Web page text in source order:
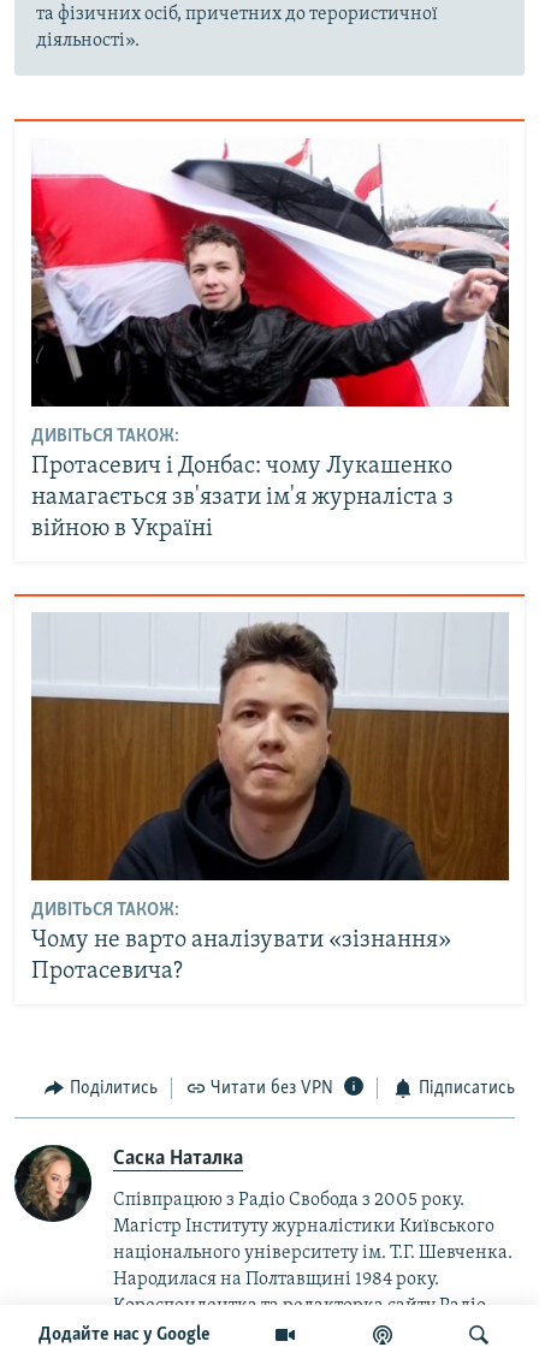
Додайте нас у Google
та фізичних осіб, причетних до терористичної
діяльності».
ДИВІТЬСЯ ТАКОЖ:
Протасевич і Донбас: чому Лукашенко
намагається зв'язати ім'я журналіста з
війною в Україні
ДИВІТЬСЯ ТАКОЖ:
Чому не варто аналізувати «зізнання»
Протасевича?
Поділитись Читати без VPN Підписатись
Саска Наталка
Співпрацюю з Радіо Свобода з 2005 року.
Магістр Інституту журналістики Київського
національного університету ім. Т.Г. Шевченка.
Народилася на Полтавщині 1984 року.
Кореспондентка та редакторка сайту Радіо
Свобода